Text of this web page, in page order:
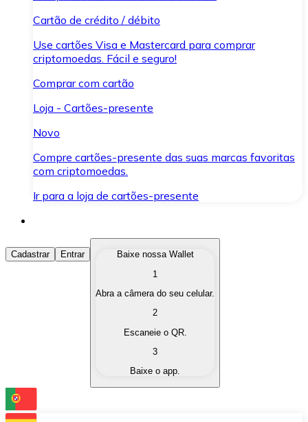
Cartão de crédito / débito
Use cartões Visa e Mastercard para comprar
criptomoedas. Fácil e seguro!
Comprar com cartão
Loja - Cartões-presente
Novo
Compre cartões-presente das suas marcas favoritas
com criptomoedas.
Ir para a loja de cartões-presente
Comprar Criptomoedas
Compre as criptomoedas de seu interesse de forma
Converta suas criptomoedas em moeda fiduciária
Troque uma criptomoeda por outra
Cadastrar Entrar
Baixe nossa Wallet
1
Abra a câmera do seu celular.
2
Escaneie o QR.
3
Baixe o app.